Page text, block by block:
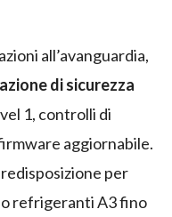
all’avanguardia,
di sicurezza
1, controlli di
aggiornabile.
per
refrigeranti A3 fino